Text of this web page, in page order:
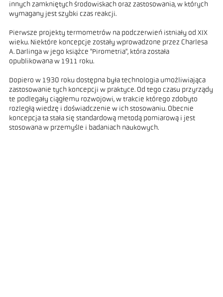
innych zamkniętych środowiskach oraz zastosowania, w których
wymagany jest szybki czas reakcji.
Pierwsze projekty termometrów na podczerwień istniały od XIX
wieku. Niektóre koncepcje zostały wprowadzone przez Charlesa
A. Darlinga w jego książce "Pirometria", która została
opublikowana w 1911 roku.
Dopiero w 1930 roku dostępna była technologia umożliwiająca
zastosowanie tych koncepcji w praktyce. Od tego czasu przyrządy
te podlegały ciągłemu rozwojowi, w trakcie którego zdobyto
rozległą wiedzę i doświadczenie w ich stosowaniu. Obecnie
koncepcja ta stała się standardową metodą pomiarową i jest
stosowana w przemyśle i badaniach naukowych.